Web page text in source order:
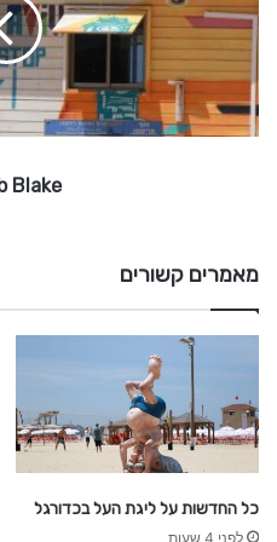
o
b
B
l
a
k
Blake
מאמרים קשורים
כל החדשות על ליגת העל בכדורגל
לפני 4 שעות